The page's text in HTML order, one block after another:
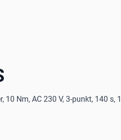
10 Nm, AC 230 V, 3-punkt, 140 s,